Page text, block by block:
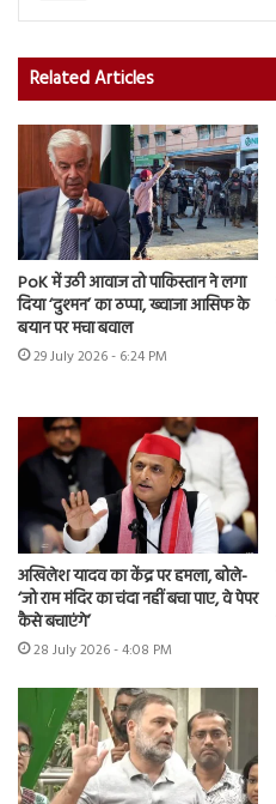
Related Articles
PoK में उठी आवाज तो पाकिस्तान ने लगा
दिया ‘दुश्मन’ का ठप्पा, ख्वाजा आसिफ के
बयान पर मचा बवाल
29 July 2026 - 6:24 PM
अखिलेश यादव का केंद्र पर हमला, बोले-
‘जो राम मंदिर का चंदा नहीं बचा पाए, वे पेपर
कैसे बचाएंगे’
28 July 2026 - 4:08 PM